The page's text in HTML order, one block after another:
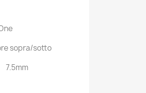
sopra/sotto
7.5mm